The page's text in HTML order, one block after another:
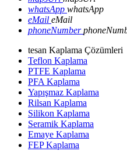
whatsApp whatsApp
eMail eMail
phoneNumber
tesan Kaplama Çözümleri
Teflon Kaplama
PTFE Kaplama
PFA Kaplama
Yapışmaz Kaplama
Rilsan Kaplama
Silikon Kaplama
Seramik Kaplama
Emaye Kaplama
FEP Kaplama